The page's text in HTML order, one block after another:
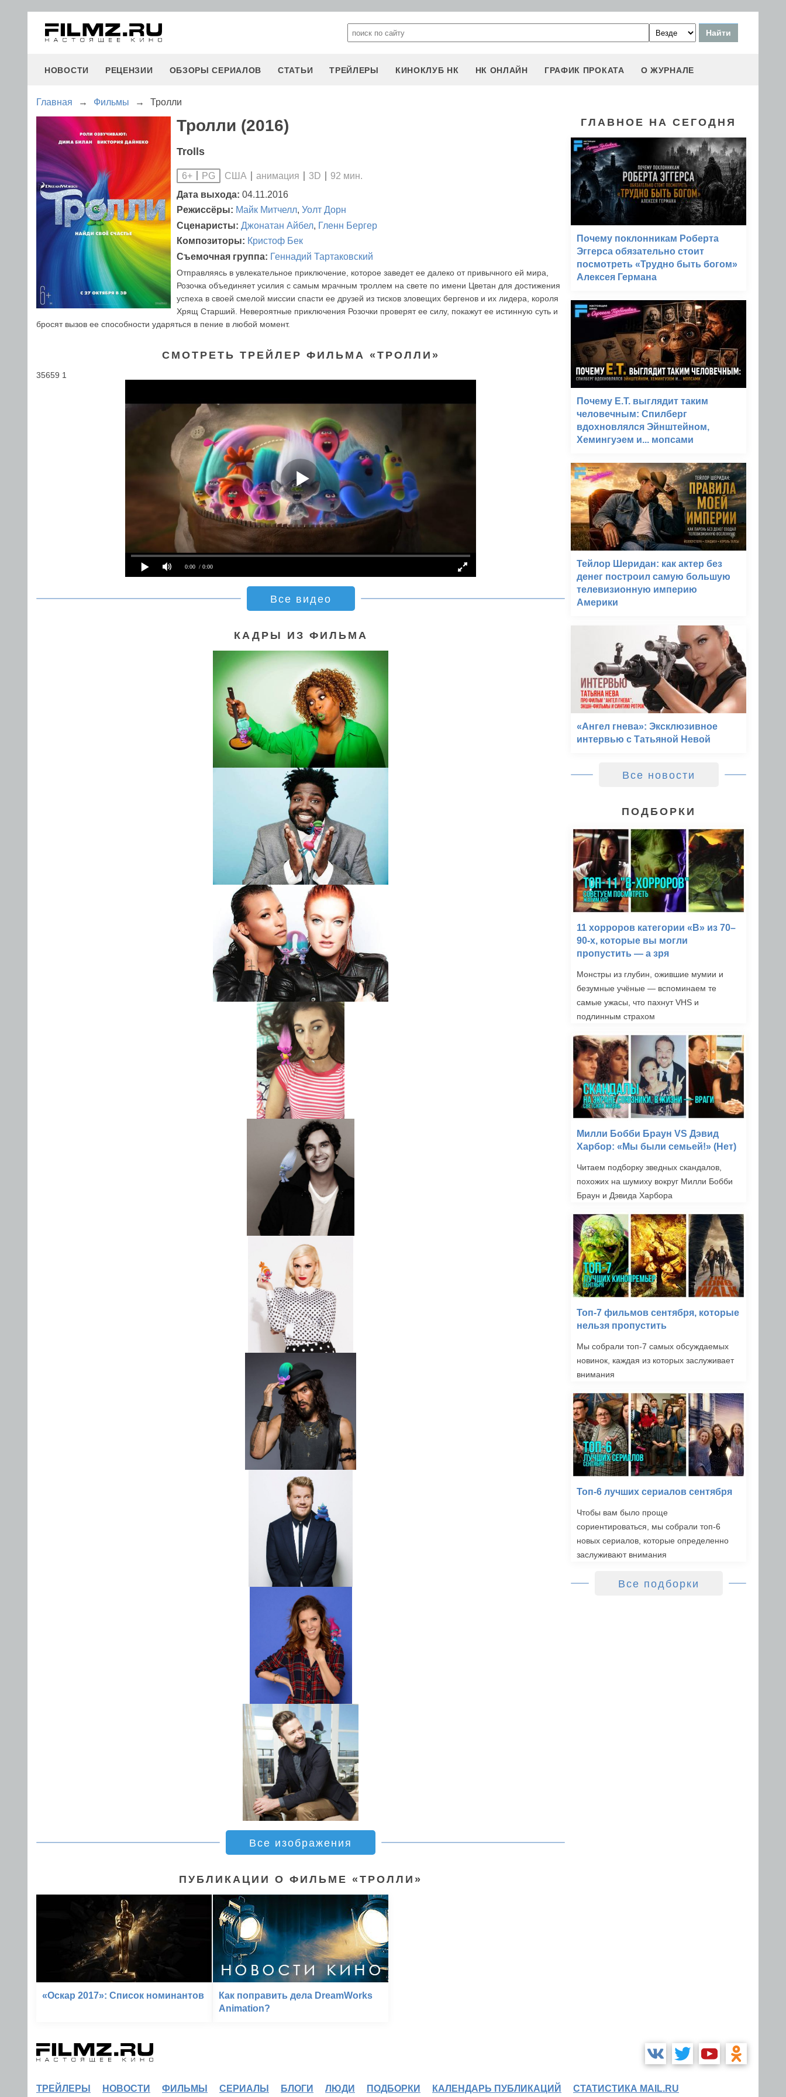
НОВОСТИ РЕЦЕНЗИИ ОБЗОРЫ СЕРИАЛОВ СТАТЬИ ТРЕЙЛЕРЫ КИНОКЛУБ НК НК ОНЛАЙН ГРАФИК ПРОКАТА О ЖУРНАЛЕ
Главная → Фильмы → Тролли
Тролли (2016)
Trolls
6+ PG США анимация 3D
92 мин.
Дата выхода: 04.11.2016
Режиссёры: Майк Митчелл, Уолт Дорн
Сценаристы: Джонатан Айбел, Гленн Бергер
Композиторы: Кристоф Бек
Съемочная группа: Геннадий Тартаковский
Отправляясь в увлекательное приключение, которое заведет ее далеко от привычного ей мира,
Розочка объединяет усилия с самым мрачным троллем на свете по имени Цветан для достижения
успеха в своей смелой миссии спасти ее друзей из тисков зловещих бергенов и их лидера, короля
Хрящ Старший. Невероятные приключения Розочки проверят ее силу, покажут ее истинную суть и
бросят вызов ее способности ударяться в пение в любой момент.
СМОТРЕТЬ ТРЕЙЛЕР ФИЛЬМА «ТРОЛЛИ»
35659 1
0:00 / 0:00
Все видео
КАДРЫ ИЗ ФИЛЬМА
Все изображения
ПУБЛИКАЦИИ О ФИЛЬМЕ «ТРОЛЛИ»
«Оскар 2017»: Список номинантов
Как поправить дела DreamWorks
Animation?
ГЛАВНОЕ НА СЕГОДНЯ
Почему поклонникам Роберта
Эггерса обязательно стоит
посмотреть «Трудно быть богом»
Алексея Германа
Почему E.T. выглядит таким
человечным: Спилберг
вдохновлялся Эйнштейном,
Хемингуэем и... мопсами
Тейлор Шеридан: как актер без
денег построил самую большую
телевизионную империю
Америки
«Ангел гнева»: Эксклюзивное
интервью с Татьяной Невой
Все новости
ПОДБОРКИ
11 хорроров категории «B» из 70–
90-х, которые вы могли
пропустить — а зря
Монстры из глубин, ожившие мумии и
безумные учёные — вспоминаем те
самые ужасы, что пахнут VHS и
подлинным страхом
Милли Бобби Браун VS Дэвид
Харбор: «Мы были семьей!» (Нет)
Читаем подборку зведных скандалов,
похожих на шумиху вокруг Милли Бобби
Браун и Дэвида Харбора
Топ-7 фильмов сентября, которые
нельзя пропустить
Мы собрали топ-7 самых обсуждаемых
новинок, каждая из которых заслуживает
внимания
Топ-6 лучших сериалов сентября
Чтобы вам было проще
сориентироваться, мы собрали топ-6
новых сериалов, которые определенно
заслуживают внимания
Все подборки
ТРЕЙЛЕРЫ НОВОСТИ ФИЛЬМЫ СЕРИАЛЫ БЛОГИ ЛЮДИ ПОДБОРКИ КАЛЕНДАРЬ ПУБЛИКАЦИЙ СТАТИСТИКА MAIL.RU